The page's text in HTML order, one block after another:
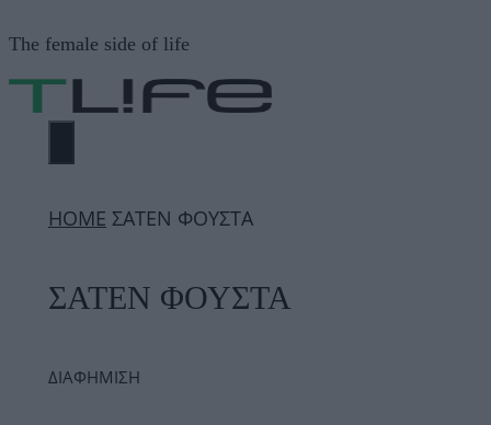
σε
περιεχόμενο
The female side of life
ΜΕΝΟΎ
ΗΟΜΕ ΣΑΤΕΝ ΦΟΥΣΤΑ
ΣΑΤΕΝ ΦΟΥΣΤΑ
ΔΙΑΦΗΜΙΣΗ